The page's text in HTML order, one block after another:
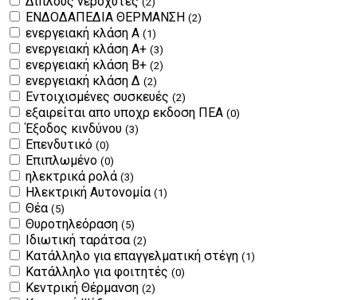
ΕΝΔΟΔΑΠΕΔΙΑ ΘΕΡΜΑΝΣΗ (2)
ενεργειακή κλάση Α (1)
ενεργειακή κλάση Α+ (3)
ενεργειακή κλάση Β+ (2)
ενεργειακή κλάση Δ (2)
Εντοιχισμένες συσκευές (2)
εξαιρείται απο υποχρ εκδοση ΠΕΑ (0)
Έξοδος κινδύνου (3)
Επενδυτικό (0)
Επιπλωμένο (0)
ηλεκτρικά ρολά (3)
Ηλεκτρική Αυτονομία (1)
Θέα (5)
Θυροτηλεόραση (5)
Ιδιωτική ταράτσα (2)
Κατάλληλο για επαγγελματική στέγη (1)
Κατάλληλο για φοιτητές (0)
Κεντρική Θέρμανση (2)